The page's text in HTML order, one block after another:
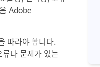
Adobe
따라야 합니다.
나 문제가 있는